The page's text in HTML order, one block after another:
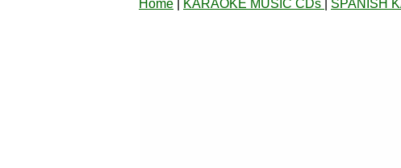
Home KARAOKE MUSIC CDs SPANISH